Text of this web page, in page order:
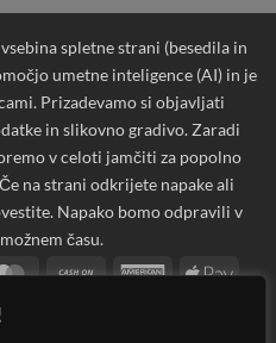
spletne strani (besedila in
umetne inteligence (AI) in je
Prizadevamo si objavljati
in slikovno gradivo. Zaradi
v celoti jamčiti za popolno
na strani odkrijete napake ali
Napako bomo odpravili v
času.
MasterCard
Cash
AmericanApple